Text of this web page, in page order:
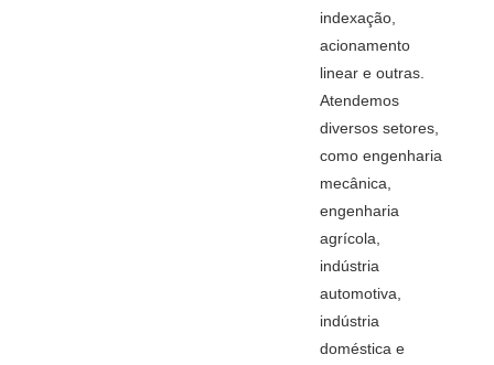
indexação,
acionamento
linear e outras.
Atendemos
diversos setores,
como engenharia
mecânica,
engenharia
agrícola,
indústria
automotiva,
indústria
doméstica e